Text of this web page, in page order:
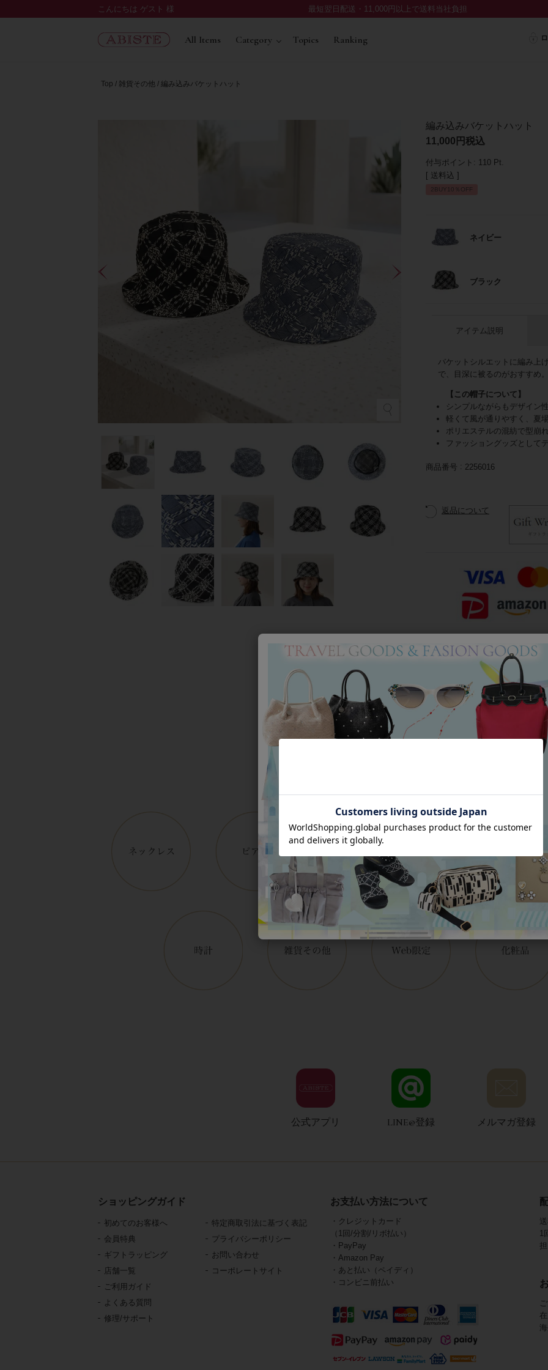
こんにちは ゲスト 様 最短翌日配送・11,000円以上で送料当社負担
All Items Category Topics Ranking
Top 雑貨その他 編み込みバケットハット
ネ
編み込みバケットハット
11,000
税込
付与ポイント: 110 Pt.
送料込
2BUY10％OFF
ネイビー
ブラック
アイテム説明
バケットシルエットに編み上
で、目深に被るのがおすすめ
シンプルながらもデザイン
軽くて風が通りやすく、夏
ポリエステルの混紡で型崩
ファッショングッズとして
商品番号 2256016
返品について
公式アプリ LINE@登録 メルマガ登録
ショッピングガイド
初めてのお客様へ
会員特典
ギフトラッピング
店舗一覧
ご利用ガイド
よくある質問
修理/サポート
特定商取引法に基づく表記
プライバシーポリシー
お問い合わせ
コーポレートサイト
お支払い方法について
・クレジットカード
（1回/分割/リボ払い）
・PayPay
・Amazon Pay
・あと払い（ペイディ）
・コンビニ前払い
1